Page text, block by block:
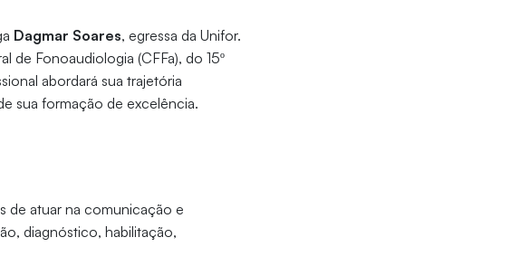
Dagmar Soares, egressa da Unifor.
de Fonoaudiologia (CFFa), do 15º
abordará sua trajetória
sua formação de excelência.
de atuar na comunicação e
diagnóstico, habilitação,